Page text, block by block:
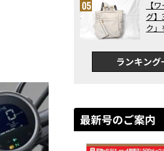
ス【
グ】
ク」
判以
ランキン
最新号のご案内